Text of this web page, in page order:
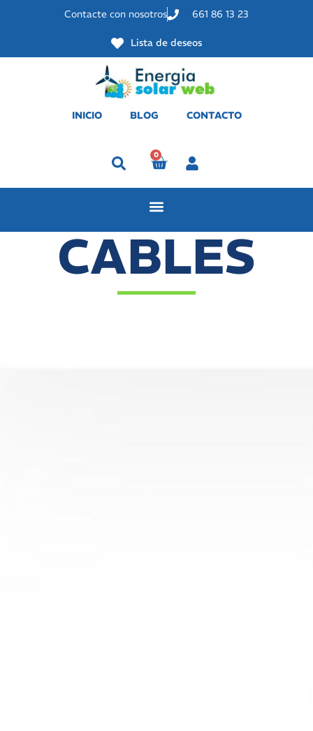
Contacte con nosotros 661 86 13 23
Lista de deseos
INICIO BLOG CONTACTO
0
CABLES